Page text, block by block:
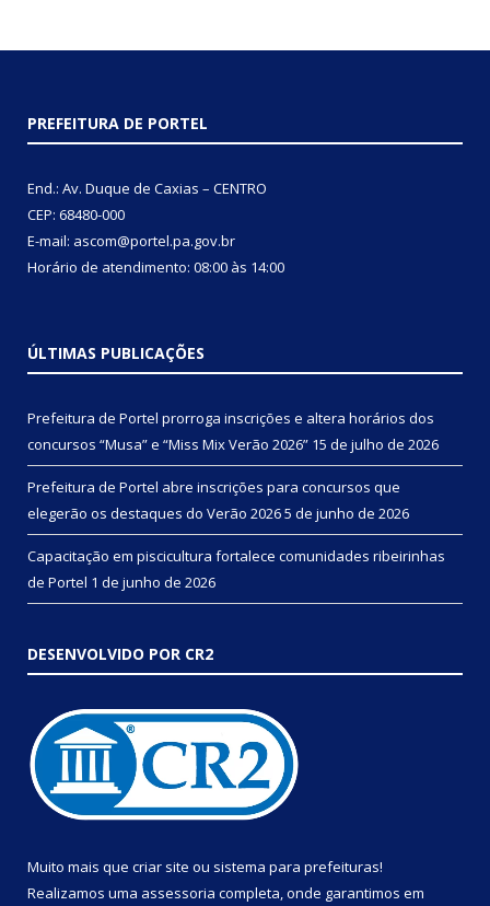
PREFEITURA DE PORTEL
End.: Av. Duque de Caxias – CENTRO
CEP: 68480-000
E-mail: ascom@portel.pa.gov.br
Horário de atendimento: 08:00 às 14:00
ÚLTIMAS PUBLICAÇÕES
Prefeitura de Portel prorroga inscrições e altera horários dos
concursos “Musa” e “Miss Mix Verão 2026” 15 de julho de 2026
Prefeitura de Portel abre inscrições para concursos que
elegerão os destaques do Verão 20265 de junho de 2026
Capacitação em piscicultura fortalece comunidades ribeirinhas
de Portel 1 de junho de 2026
DESENVOLVIDO POR CR2
Muito mais que criar site ou sistema para prefeituras!
Realizamos uma assessoria completa, onde garantimos em